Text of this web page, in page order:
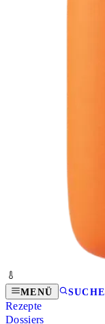
MENÜ SUCHE
Rezepte
Dossiers